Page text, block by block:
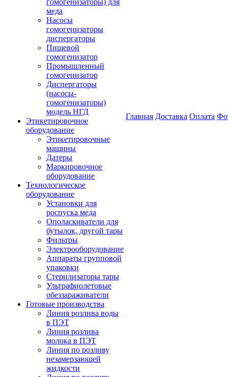
гомогенизаторы) для
меда
Насосы
гомогенизаторы
диспергаторы
Пищевой
гомогенизатор
Промышленный
гомогенизатор
Диспергаторы
(насосы-
гомогенизаторы)
модель НГД
Этикетировочное
оборудование
Этикетировочные
машины
Датеры
Маркировочное
оборудование
Технологическое
оборудование
Установки для
роспуска меда
Ополаскиватели для
бутылок, другой тары
Фильтры
Электрооборудование
Аппараты групповой
упаковки
Стерилизаторы тары
Ультрафиолетовые
обеззараживатели
Готовые производства
Линия розлива воды
в ПЭТ
Линия розлива
молока в ПЭТ
Линия по розливу
незамерзающей
жидкости
Главная Доставка Оплата